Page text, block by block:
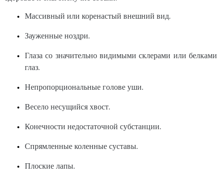
Массивный или коренастый внешний вид.
Зауженные ноздри.
Глаза со значительно видимыми склерами или белками
глаз.
Непропорциональные голове уши.
Весело несущийся хвост.
Конечности недостаточной субстанции.
Спрямленные коленные суставы.
Плоские лапы.